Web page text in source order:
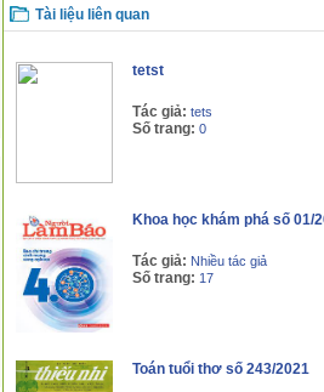
Tài liệu liên quan
tetst
Tác giả: tets
Số trang: 0
Khoa học khám phá số 01/
Tác giả: Nhiều tác giả
Số trang: 17
Toán tuổi thơ số 243/2021